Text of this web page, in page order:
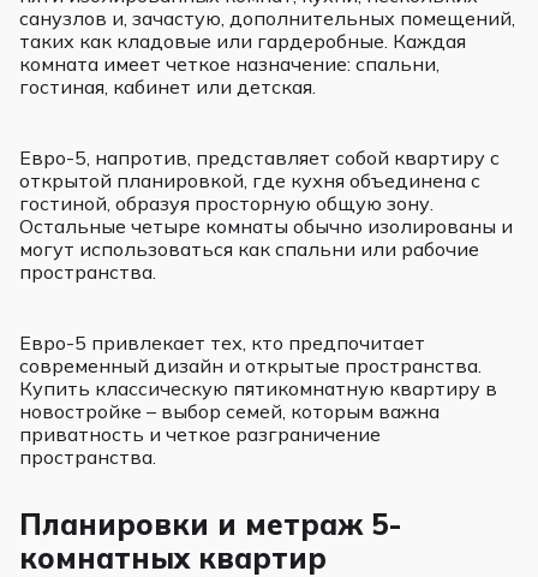
санузлов и, зачастую, дополнительных помещений,
таких как кладовые или гардеробные. Каждая
комната имеет четкое назначение: спальни,
гостиная, кабинет или детская.
Евро-5, напротив, представляет собой квартиру с
открытой планировкой, где кухня объединена с
гостиной, образуя просторную общую зону.
Остальные четыре комнаты обычно изолированы и
могут использоваться как спальни или рабочие
пространства.
Евро-5 привлекает тех, кто предпочитает
современный дизайн и открытые пространства.
Купить классическую пятикомнатную квартиру в
новостройке – выбор семей, которым важна
приватность и четкое разграничение
пространства.
Планировки и метраж 5-
комнатных квартир